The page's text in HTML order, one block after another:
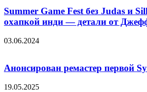
Summer Game Fest без Judas и
охапкой инди — детали от
03.06.2024
Анонсирован ремастер первой
19.05.2025